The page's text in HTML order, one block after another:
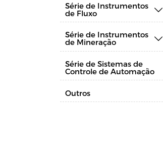
Série de Instrumentos
de Fluxo

Série de Instrumentos
de Mineração

Série de Sistemas de
Controle de Automação
Outros